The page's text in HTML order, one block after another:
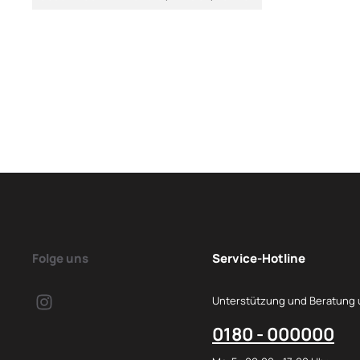
Folge uns Service-Hotline
Unterstützung und Beratung
0180 - 000000